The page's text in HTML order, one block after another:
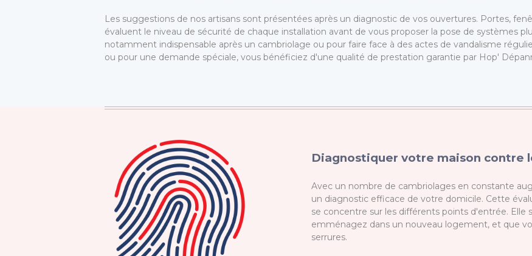
Les suggestions de nos artisans sont présentées après un diagnostic de vos ouvertures. Portes,
évaluent le niveau de sécurité de chaque installation avant de vous proposer la pose de systèmes
notamment indispensable après un cambriolage ou pour faire face à des actes de vandalisme
ou pour une demande spéciale, vous bénéficiez d'une qualité de prestation garantie par Hop'
Diagnostiquer votre maison contre
Avec un nombre de cambriolages en constante
un diagnostic efficace de votre domicile. Cette
se concentre sur les différents points d'entrée.
emménagez dans un nouveau logement, et que
serrures.